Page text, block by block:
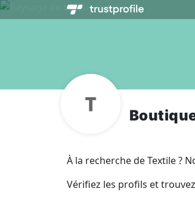
À la recherche de Textile ?
Vérifiez les profils et